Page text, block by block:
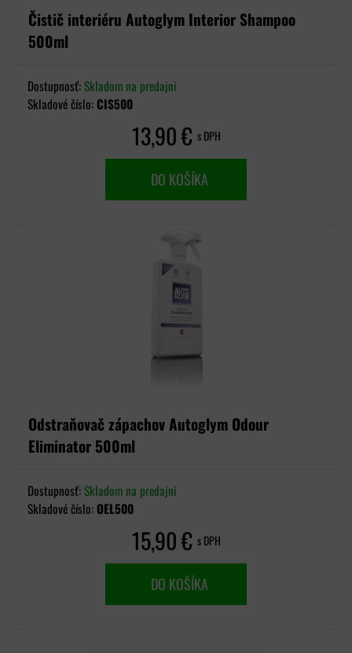
Čistič interiéru Autoglym Interior Shampoo
500ml
Dostupnosť:Skladom na predajni
Skladové číslo: CIS500
13,90 € s DPH
DO KOŠÍKA
Odstraňovač zápachov Autoglym Odour
Eliminator 500ml
Dostupnosť:Skladom na predajni
Skladové číslo: OEL500
15,90 € s DPH
DO KOŠÍKA